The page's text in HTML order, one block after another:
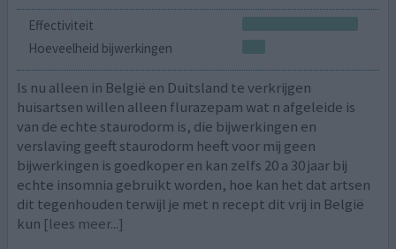
Effectiviteit
Hoeveelheid bijwerkingen
Is nu alleen in België en Duitsland te verkrijgen
huisartsen willen alleen flurazepam wat n afgeleide is
van de echte staurodorm is, die bijwerkingen en
verslaving geeft staurodorm heeft voor mij geen
bijwerkingen is goedkoper en kan zelfs 20 a 30 jaar bij
echte insomnia gebruikt worden, hoe kan het dat artsen
dit tegenhouden terwijl je met n recept dit vrij in België
kun [lees meer...]